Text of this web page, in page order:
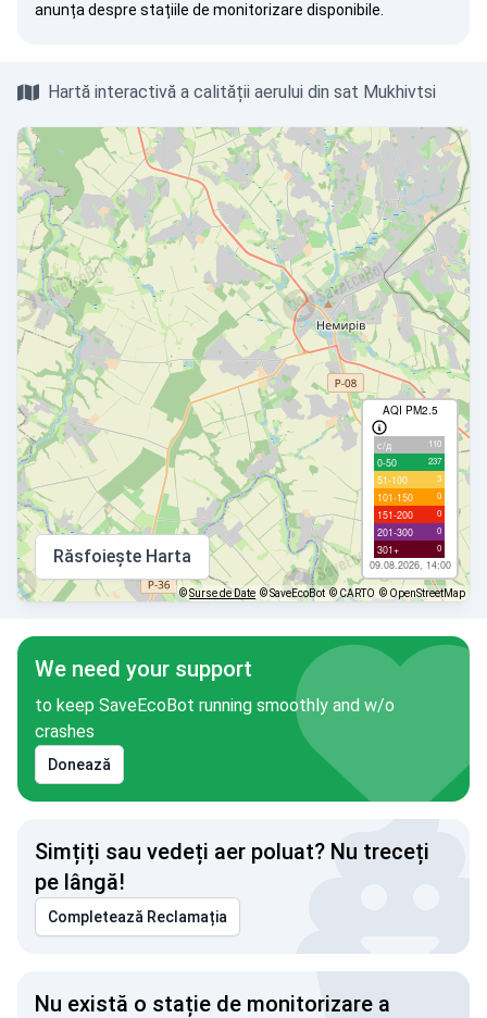
anunța despre stațiile de monitorizare disponibile.
Hartă interactivă a calității aerului din sat Mukhivtsi
AQI PM2.5
с/д 110
0-50 237
51-100 3
101-150 0
151-200 0
201-300 0
301+ 0
09.08.2026, 14:00
Răsfoiește Harta
©Surse de Date © SaveEcoBot © CARTO © OpenStreetMap
We need your support
to keep SaveEcoBot running smoothly and w/o
crashes
Donează
Simțiți sau vedeți aer poluat? Nu treceți
pe lângă!
Completează Reclamația
Nu există o stație de monitorizare a